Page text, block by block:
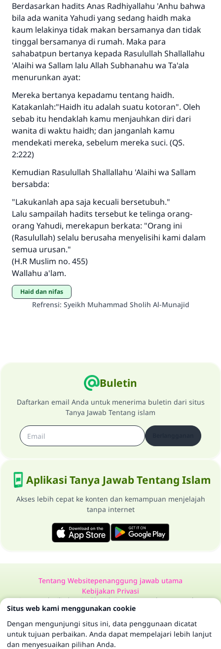
Berdasarkan hadits Anas Radhiyallahu 'Anhu bahwa
bila ada wanita Yahudi yang sedang haidh maka
kaum lelakinya tidak makan bersamanya dan tidak
tinggal bersamanya di rumah. Maka para
sahabatpun bertanya kepada Rasulullah Shallallahu
'Alaihi wa Sallam lalu Allah Subhanahu wa Ta'ala
menurunkan ayat:
Mereka bertanya kepadamu tentang haidh.
Katakanlah:"Haidh itu adalah suatu kotoran". Oleh
sebab itu hendaklah kamu menjauhkan diri dari
wanita di waktu haidh; dan janganlah kamu
mendekati mereka, sebelum mereka suci. (QS.
2:222)
Kemudian Rasulullah Shallallahu 'Alaihi wa Sallam
bersabda:
"Lakukanlah apa saja kecuali bersetubuh."
Lalu sampailah hadits tersebut ke telinga orang-
orang Yahudi, merekapun berkata: "Orang ini
(Rasulullah) selalu berusaha menyelisihi kami dalam
semua urusan."
(H.R Muslim no. 455)
Wallahu a'lam.
haid dan nifas
Refrensi: Syeikh Muhammad Sholih Al-Munajid
Buletin
Daftarkan email Anda untuk menerima buletin dari situs
Tanya Jawab Tentang islam
Aplikasi Tanya Jawab Tentang Islam
Akses lebih cepat ke konten dan kemampuan menjelajah
tanpa internet
Tentang Websitepenanggung jawab utama
Kebijakan Privasi
Semua Hak Dilindungi Milik Website Tanya Jawab Tentang Islam
1997-2025 ©
Jawaban no. 110845
menyelamatkan pernikahan.
Bantu kami dalam memberikan jawaban untuk umat
Rasulullah ﷺ bersabda
"Siapa yang menunjukkan suatu kebaikan,
meka dia akan mendapatkan pahala yang
sama dengan orang yang melakukannya"
MUSLIM, 1893
Situs web kami menggunakan cookie
Dengan mengunjungi situs ini, data penggunaan dicatat
untuk tujuan perbaikan. Anda dapat mempelajari lebih lanjut
dan menyesuaikan pilihan Anda.